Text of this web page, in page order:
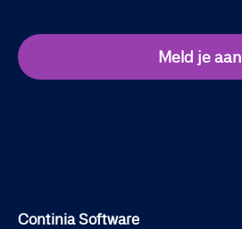
Meld je aan
Continia Software